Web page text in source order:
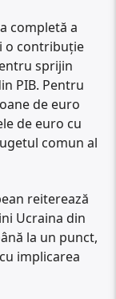
completă a
o contribuție
sprijin
PIB. Pentru
de euro
de euro cu
comun al
reiterează
Ucraina din
la un punct,
implicarea